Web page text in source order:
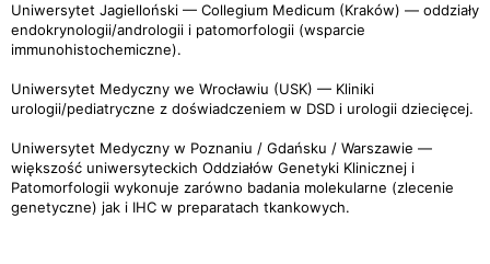
Uniwersytet Jagielloński — Collegium Medicum (Kraków) — oddziały
endokrynologii/andrologii i patomorfologii (wsparcie
immunohistochemiczne).
Uniwersytet Medyczny we Wrocławiu (USK) — Kliniki
urologii/pediatryczne z doświadczeniem w DSD i urologii dziecięcej.
Uniwersytet Medyczny w Poznaniu / Gdańsku / Warszawie —
większość uniwersyteckich Oddziałów Genetyki Klinicznej i
Patomorfologii wykonuje zarówno badania molekularne (zlecenie
genetyczne) jak i IHC w preparatach tkankowych.